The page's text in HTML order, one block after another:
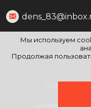
Мы используем
Продолжая
© 2010-2024